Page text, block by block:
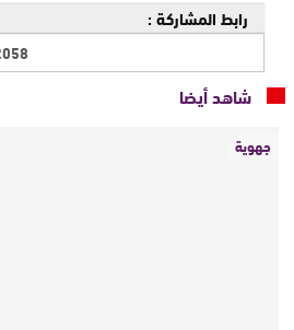
رابط المشاركة :
شاهد أيضا
جهوية